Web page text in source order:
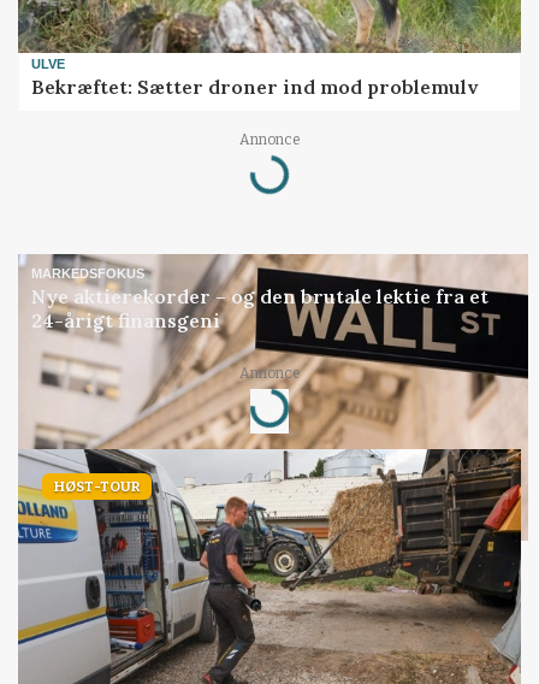
ULVE
Bekræftet: Sætter droner ind mod problemulv
Annonce
Loading...
MARKEDSFOKUS
Nye aktierekorder – og den brutale lektie fra et
24-årigt finansgeni
Annonce
Loading...
HØST-TOUR